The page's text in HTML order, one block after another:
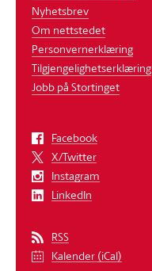
Nyhetsbrev
Om nettstedet
Personvernerklæring
Tilgjengelighetserklæring
Jobb på Stortinget
Facebook
X/Twitter
Instagram
LinkedIn
RSS
Kalender (iCal)